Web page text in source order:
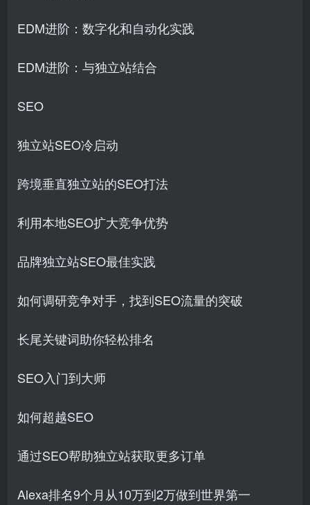
EDM进阶：数字化和自动化实践
EDM进阶：与独立站结合
SEO
独立站SEO冷启动
跨境垂直独立站的SEO打法
利用本地SEO扩大竞争优势
品牌独立站SEO最佳实践
如何调研竞争对手，找到SEO流量的突破
长尾关键词助你轻松排名
SEO入门到大师
如何超越SEO
通过SEO帮助独立站获取更多订单
Alexa排名9个月从10万到2万做到世界第一